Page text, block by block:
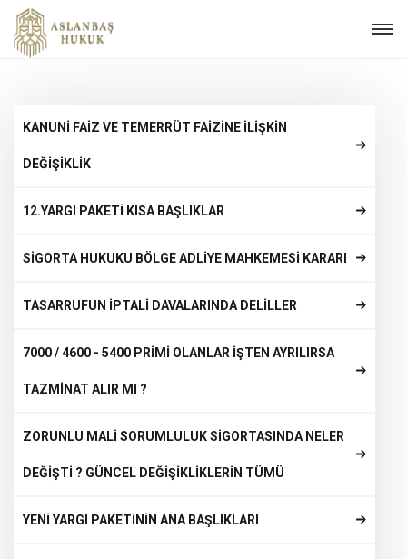
KANUNİ FAİZ VE TEMERRÜT FAİZİNE İLİŞKİN
DEĞİŞİKLİK
12.YARGI PAKETİ KISA BAŞLIKLAR
SİGORTA HUKUKU BÖLGE ADLİYE MAHKEMESİ KARARI
TASARRUFUN İPTALİ DAVALARINDA DELİLLER
7000 / 4600 - 5400 PRİMİ OLANLAR İŞTEN AYRILIRSA
TAZMİNAT ALIR MI ?
ZORUNLU MALİ SORUMLULUK SİGORTASINDA NELER
DEĞİŞTİ ? GÜNCEL DEĞİŞİKLİKLERİN TÜMÜ
YENİ YARGI PAKETİNİN ANA BAŞLIKLARI